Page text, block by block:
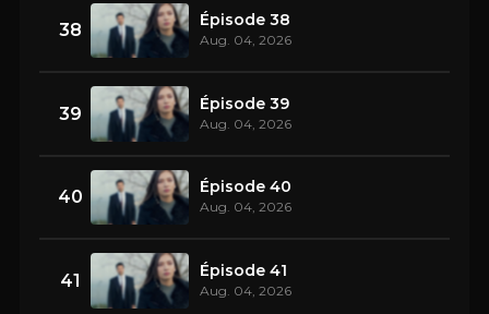
38 Épisode 38
Aug. 04, 2026
39 Épisode 39
Aug. 04, 2026
40 Épisode 40
Aug. 04, 2026
41 Épisode 41
Aug. 04, 2026